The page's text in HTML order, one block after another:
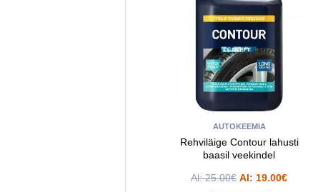
AUTOKEEMIA
Rehviläige Contour lahusti
baasil veekindel
Al:25.00€ Al: 19.00€
Valikud
saab
teha
toote